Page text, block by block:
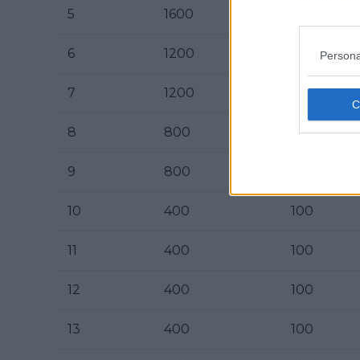
5 1600
6 1200
7 1200 300
8 800 200
9 800
10 400 100
11 400 100
12 400 100
13 400 100